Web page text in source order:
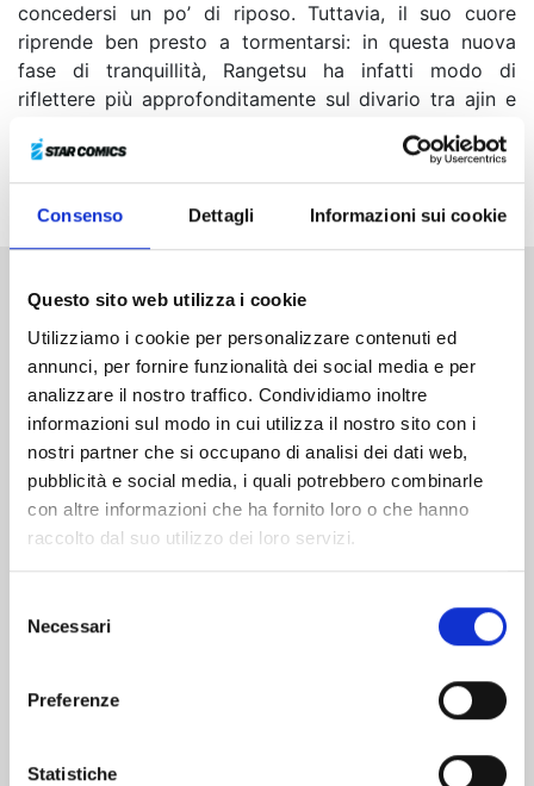
Consenso Dettagli Informazioni sui cookie
Questo sito web utilizza i cookie
Utilizziamo i cookie per personalizzare contenuti ed
annunci, per fornire funzionalità dei social media e per
analizzare il nostro traffico. Condividiamo inoltre
informazioni sul modo in cui utilizza il nostro sito con i
nostri partner che si occupano di analisi dei dati web,
pubblicità e social media, i quali potrebbero combinarle
con altre informazioni che ha fornito loro o che hanno
raccolto dal suo utilizzo dei loro servizi.
delNecessari
Preferenze
Statistiche
concedersi un po’ di riposo. Tuttavia, il suo cuore
riprende ben presto a tormentarsi: in questa nuova
fase di tranquillità, Rangetsu ha infatti modo di
riflettere più approfonditamente sul divario tra ajin e
semplicemente stare accanto a Tenyo... È giunto il
momento di svoltare!
Altri volumi della serie